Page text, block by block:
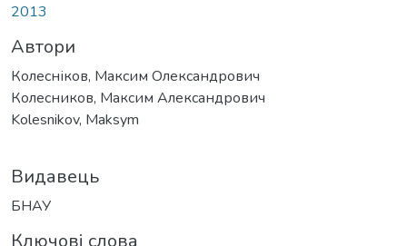
2013
Автори
Колесніков, Максим Олександрович
Колесников, Максим Александрович
Kolesnikov, Maksym
Видавець
БНАУ
Ключові слова